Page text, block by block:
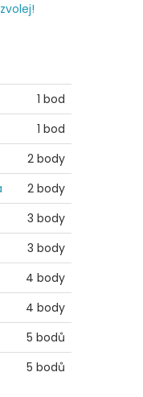
1 bod
1 bod
2 body
2 body
3 body
3 body
4 body
4 body
5 bodů
5 bodů